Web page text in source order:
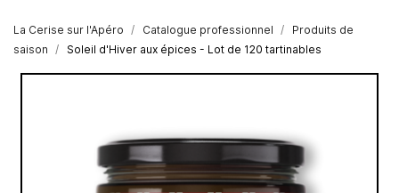
La Cerise sur l'Apéro Catalogue professionnel
Produits de
saison
Soleil d'Hiver aux épices - Lot de 120 tartinables